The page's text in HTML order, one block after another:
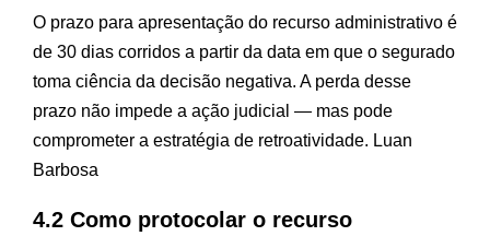
O prazo para apresentação do recurso administrativo é
de 30 dias corridos a partir da data em que o segurado
toma ciência da decisão negativa. A perda desse
prazo não impede a ação judicial — mas pode
comprometer a estratégia de retroatividade. Luan
Barbosa
4.2 Como protocolar o recurso